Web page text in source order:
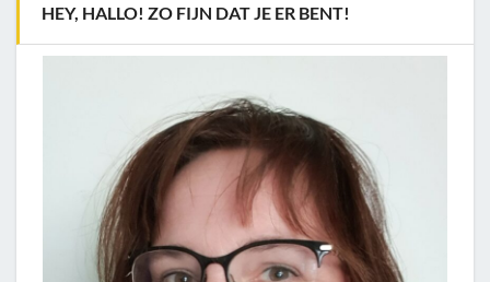
HEY, HALLO! ZO FIJN DAT JE ER BENT!